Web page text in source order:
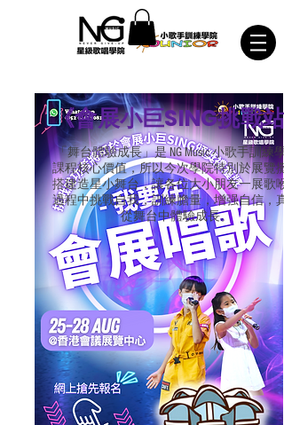
《會展小巨SING挑戰站》將於
25/8(四), 26/8 (五), 27/8(六)
假香港會議展覽中心Hall 5FG
分時段舉行。
歡迎 2.5歲 至 17歲 的小朋友
參加。每位挑戰者可於攤位舞
台演唱約2分鐘，每節時段設
有名額15位，歡迎即場報名或
預先網上留名保證演唱機會
（報名費用$20）
挑戰成功的挑戰者均獲頒證書
乙張，同時本學院之專業歌唱
老師每天亦會選出10位表演優
異的挑戰者特別嘉許，並於
《會展小巨SING挑戰站
「舞台體驗成長」是 NG Music 小歌手訓練學
課程核心價值，所以今次學院特別於展覽攤
搭建造星小舞台，讓各位大小朋友一展歌喉
過程中挑戰自我，訓練膽量，增强自信，真
從舞台中體驗成長。